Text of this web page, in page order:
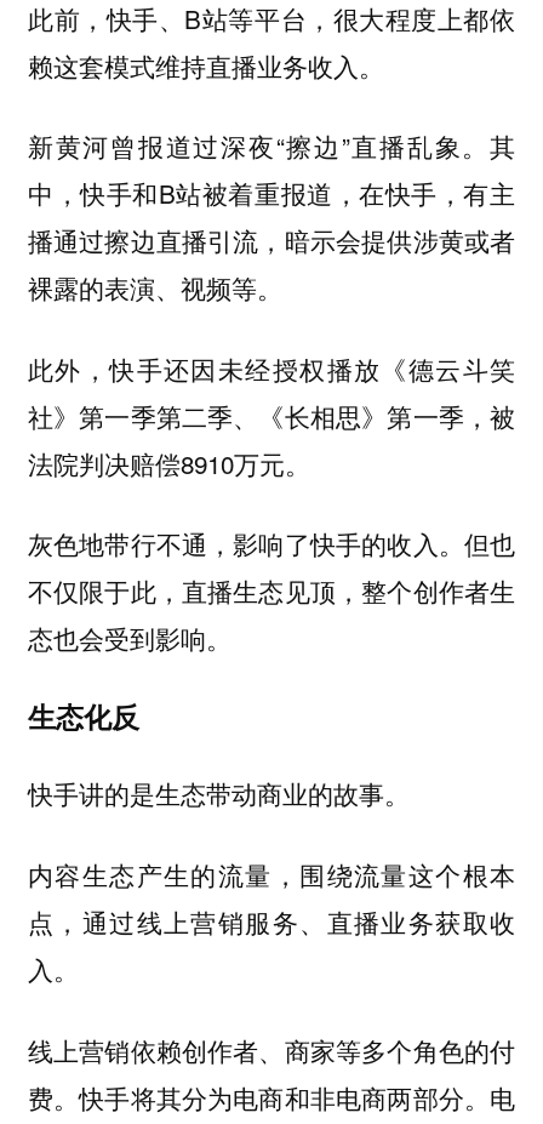
此前，快手、B站等平台，很大程度上都依
赖这套模式维持直播业务收入。
新黄河曾报道过深夜“擦边”直播乱象。其
中，快手和B站被着重报道，在快手，有主
播通过擦边直播引流，暗示会提供涉黄或者
裸露的表演、视频等。
此外，快手还因未经授权播放《德云斗笑
社》第一季第二季、《长相思》第一季，被
法院判决赔偿8910万元。
灰色地带行不通，影响了快手的收入。但也
不仅限于此，直播生态见顶，整个创作者生
态也会受到影响。
生态化反
快手讲的是生态带动商业的故事。
内容生态产生的流量，围绕流量这个根本
点，通过线上营销服务、直播业务获取收
入。
线上营销依赖创作者、商家等多个角色的付
费。快手将其分为电商和非电商两部分。电